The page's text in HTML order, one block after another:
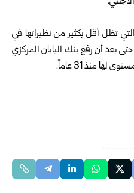
التي تظل أقل بكثير من نظيراتها في
بعد أن رفع بنك اليابان المركزي
منذ 31 عاماً.